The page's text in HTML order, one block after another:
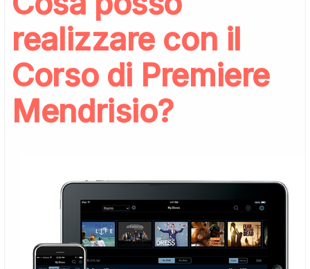
realizzare con il
Corso di Premiere
Mendrisio?